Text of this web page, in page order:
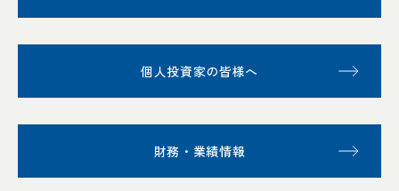
個人投資家の皆様へ
財務・業績情報